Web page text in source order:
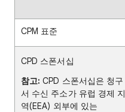
CPM 표준
CPD 스폰서십
참고:CPD 스폰서십은 청구
서 수신 주소가 유럽 경제 지
역(EEA) 외부에 있는